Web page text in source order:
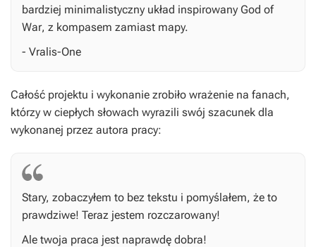
bardziej minimalistyczny układ inspirowany God of
War, z kompasem zamiast mapy.
- Vralis-One
Całość projektu i wykonanie zrobiło wrażenie na fanach,
którzy w ciepłych słowach wyrazili swój szacunek dla
wykonanej przez autora pracy:
Stary, zobaczyłem to bez tekstu i pomyślałem, że to
prawdziwe! Teraz jestem rozczarowany!
Ale twoja praca jest naprawdę dobra!